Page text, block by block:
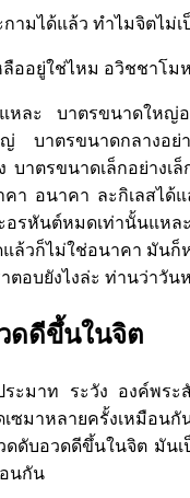
ามได้แล้ว ทำไมจิตไม่เ
ออยู่ใช่ไหม อวิชชาโ
แหละ บาตรขนาดใหญ่
ญ่ บาตรขนาดกลางอ
บาตรขนาดเล็กอย่างเ
า อนาคา ละกิเลสไ
อรหันต์หมดเท่านั้นแห
ล้วก็ไม่ใช่อนาคา มันก็
าตอบยังไงล่ะ ท่านว่าวั
ดดีขึ้นในจิต
ะมาท ระวัง องค์พระ
เซมาหลายครั้งเหมือ
ดับอวดดีขึ้นในจิต มัน
นกัน